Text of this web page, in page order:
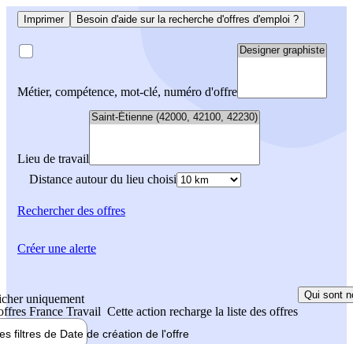
Imprimer Besoin d'aide sur la recherche d'offres d'emploi ?
Métier, compétence, mot-clé, numéro d'offre
Lieu de travail
Distance autour du lieu choisi
Rechercherdes offres
uniquement
France Travail Cette action recharge la liste des offres
Qui sont
filtres de Date de création de l'offre
Créer une alerte